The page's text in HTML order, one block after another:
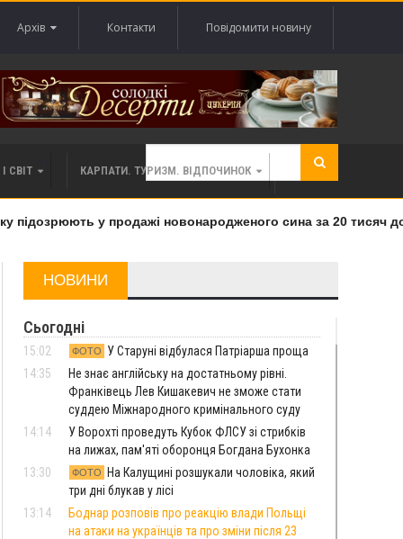
Архів Контакти Повідомити новину
СВІТ КАРПАТИ. ТУРИЗМ. ВІДПОЧИНОК
у продажі новонародженого сина за 20 тисяч
НОВИНИ
Сьогодні
15:02 ФОТО
У Старуні відбулася Патріарша проща
14:35
Не знає англійську на достатньому рівні.
Франківець Лев Кишакевич не зможе стати
суддею Міжнародного кримінального суду
14:14
У Ворохті проведуть Кубок ФЛСУ зі стрибків
на лижах, пам'яті оборонця Богдана Бухонка
13:30
ФОТО
На Калущині розшукали чоловіка, який
три дні блукав у лісі
13:14
Боднар розповів про реакцію влади Польщі
на атаки на українців та про зміни після 23